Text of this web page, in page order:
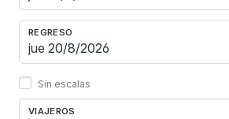
REGRESO
Sin escalas
VIAJEROS